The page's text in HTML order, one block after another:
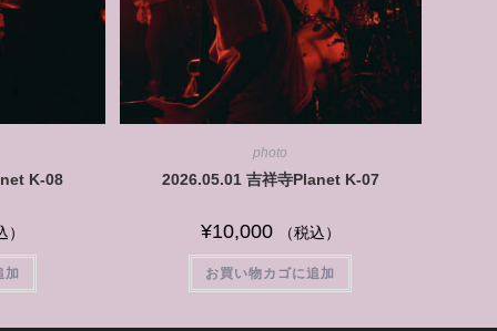
K-08
加
photo
2026.05.01 吉祥寺Planet K-07
¥10,000 （税込）
お買い物カゴに追加